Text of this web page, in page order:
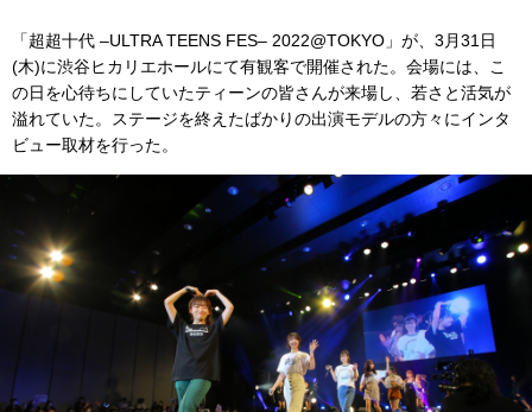
「超超十代 –ULTRA TEENS FES– 2022@TOKYO」が、3月31日
(木)に渋谷ヒカリエホールにて有観客で開催された。会場には、こ
の日を心待ちにしていたティーンの皆さんが来場し、若さと活気が
溢れていた。ステージを終えたばかりの出演モデルの方々にインタ
ビュー取材を行った。